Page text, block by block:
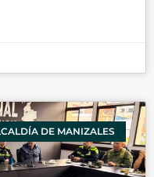
DE MANIZALES